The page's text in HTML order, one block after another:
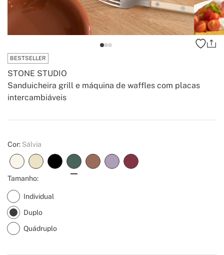
BESTSELLER
Sanduicheira grill e máquina de waffles com placas
intercambiáveis
STONE STUDIO
Create
Cor: Sálvia
Tamanho:
Individual
Duplo
Quádruplo